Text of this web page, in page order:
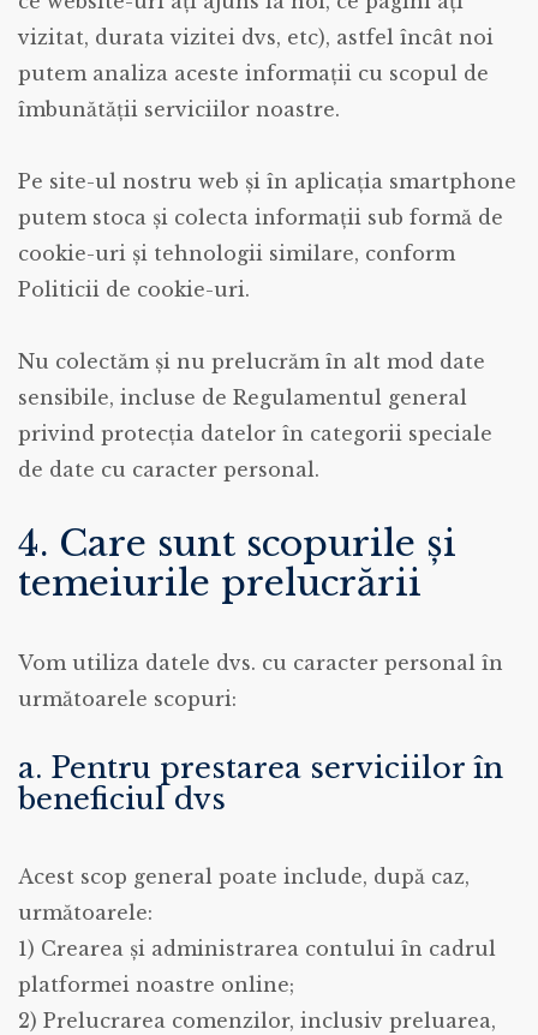
vizitat, durata vizitei dvs, etc), astfel încât noi
putem analiza aceste informații cu scopul de
îmbunătății serviciilor noastre.
Pe site-ul nostru web și în aplicația smartphone
putem stoca și colecta informații sub formă de
cookie-uri și tehnologii similare, conform
Politicii de cookie-uri.
Nu colectăm și nu prelucrăm în alt mod date
sensibile, incluse de Regulamentul general
privind protecția datelor în categorii speciale
de date cu caracter personal.
4. Care sunt scopurile și
temeiurile prelucrării
Vom utiliza datele dvs. cu caracter personal în
următoarele scopuri:
a. Pentru prestarea serviciilor în
beneficiul dvs
Acest scop general poate include, după caz,
următoarele:
1) Crearea și administrarea contului în cadrul
platformei noastre online;
2) Prelucrarea comenzilor, inclusiv preluarea,